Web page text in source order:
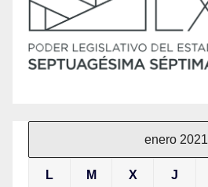
enero 2021
L M X J